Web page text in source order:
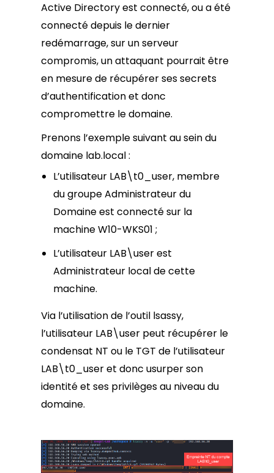
Active Directory est connecté, ou a été
connecté depuis le dernier
redémarrage, sur un serveur
compromis, un attaquant pourrait être
en mesure de récupérer ses secrets
d’authentification et donc
compromettre le domaine.
Prenons l’exemple suivant au sein du
domaine lab.local :
L’utilisateur LAB\t0_user, membre
du groupe Administrateur du
Domaine est connecté sur la
machine W10-WKS01 ;
L’utilisateur LAB\user est
Administrateur local de cette
machine.
Via l’utilisation de l’outil lsassy,
l’utilisateur LAB\user peut récupérer le
condensat NT ou le TGT de l’utilisateur
LAB\t0_user et donc usurper son
identité et ses privilèges au niveau du
domaine.